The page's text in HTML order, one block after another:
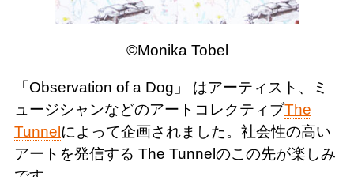
©Monika Tobel
「Observation of a Dog」 はアーティスト、ミ
ュージシャンなどのアートコレクティブThe
Tunnel によって企画されました。社会性の高い
アートを発信する The Tunnelのこの先が楽しみ